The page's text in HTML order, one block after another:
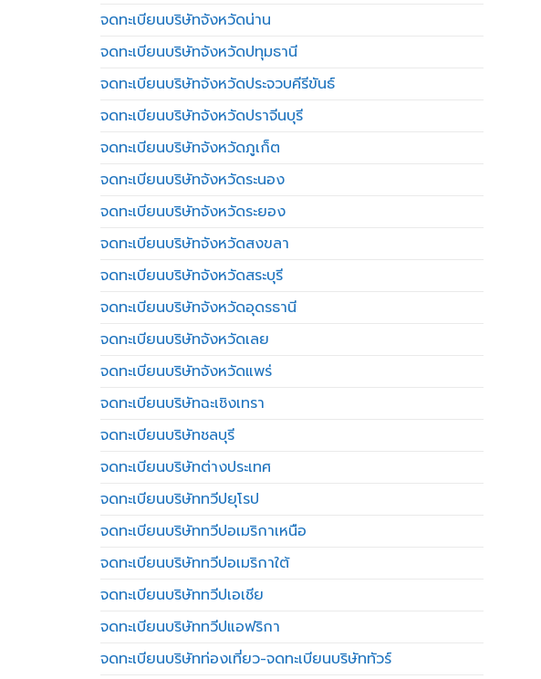
จดทะเบียนบริษัทจังหวัดน่าน
จดทะเบียนบริษัทจังหวัดปทุมธานี
จดทะเบียนบริษัทจังหวัดประจวบคีรีขันธ์
จดทะเบียนบริษัทจังหวัดปราจีนบุรี
จดทะเบียนบริษัทจังหวัดภูเก็ต
จดทะเบียนบริษัทจังหวัดระนอง
จดทะเบียนบริษัทจังหวัดระยอง
จดทะเบียนบริษัทจังหวัดสงขลา
จดทะเบียนบริษัทจังหวัดสระบุรี
จดทะเบียนบริษัทจังหวัดอุดรธานี
จดทะเบียนบริษัทจังหวัดเลย
จดทะเบียนบริษัทจังหวัดแพร่
จดทะเบียนบริษัทฉะเชิงเทรา
จดทะเบียนบริษัทชลบุรี
จดทะเบียนบริษัทต่างประเทศ
จดทะเบียนบริษัททวีปยุโรป
จดทะเบียนบริษัททวีปอเมริกาเหนือ
จดทะเบียนบริษัททวีปอเมริกาใต้
จดทะเบียนบริษัททวีปเอเชีย
จดทะเบียนบริษัททวีปแอฟริกา
จดทะเบียนบริษัทท่องเที่ยว-จดทะเบียนบริษัททัวร์